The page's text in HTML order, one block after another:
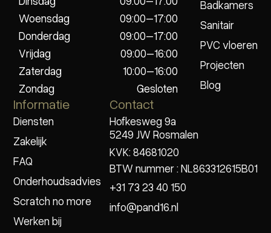
Woensdag
09:00–17:00
Donderdag
09:00–17:00
Vrijdag
09:00–16:00
Zaterdag
10:00–16:00
Zondag
Gesloten
Badkamers
Sanitair
PVC vloeren
Projecten
Blog
Informatie
Diensten
Zakelijk
FAQ
Onderhoudsadvies
Scratch no more
Werken bij
Contact
Hofkesweg 9a
5249 JW Rosmalen
KVK: 84681020
BTW nummer : NL863312615B01
+31 73 23 40 150
info@pand16.nl